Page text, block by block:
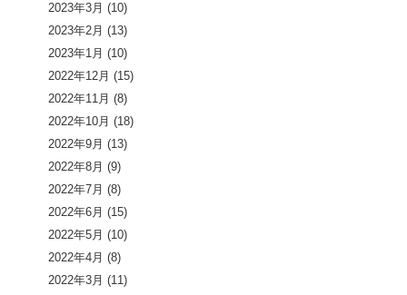
2023年3月 (10)
2023年2月 (13)
2023年1月 (10)
2022年12月 (15)
2022年11月 (8)
2022年10月 (18)
2022年9月 (13)
2022年8月 (9)
2022年7月 (8)
2022年6月 (15)
2022年5月 (10)
2022年4月 (8)
2022年3月 (11)